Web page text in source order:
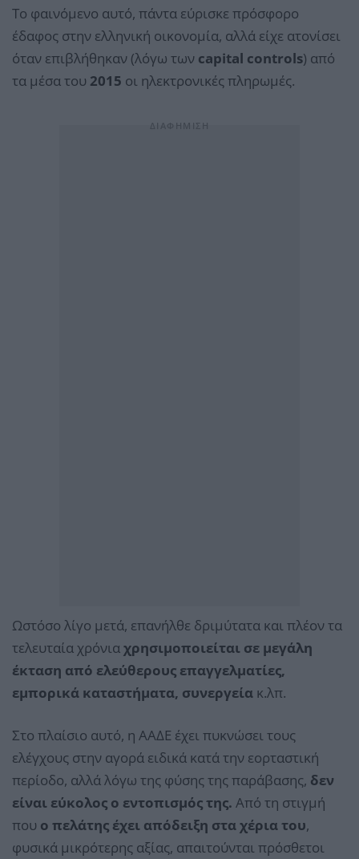
Το φαινόμενο αυτό, πάντα εύρισκε πρόσφορο
έδαφος στην ελληνική οικονομία, αλλά είχε ατονίσει
όταν επιβλήθηκαν (λόγω των capital controls) από
τα μέσα του 2015 οι ηλεκτρονικές πληρωμές.
Ωστόσο λίγο μετά, επανήλθε δριμύτατα και πλέον τα
τελευταία χρόνιαχρησιμοποιείται σε μεγάλη
έκταση από ελεύθερους επαγγελματίες,
εμπορικά καταστήματα, συνεργεία κ.λπ.
Στο πλαίσιο αυτό, η ΑΑΔΕ έχει πυκνώσει τους
ελέγχους στην αγορά ειδικά κατά την εορταστική
περίοδο, αλλά λόγω της φύσης της παράβασης, δεν
είναι εύκολος ο εντοπισμός της. Από τη στιγμή
που ο πελάτης έχει απόδειξη στα χέρια του,
φυσικά μικρότερης αξίας, απαιτούνται πρόσθετοι